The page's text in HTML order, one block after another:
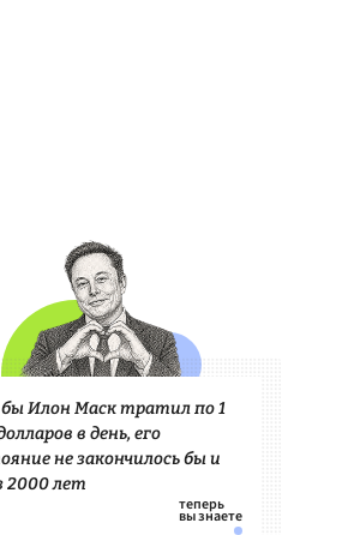
бы Илон Маск тратил по 1
в день, его
не закончилось бы и
2000 лет